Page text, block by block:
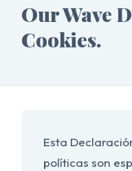
Our Wave
Cookies.
Esta
políticas son